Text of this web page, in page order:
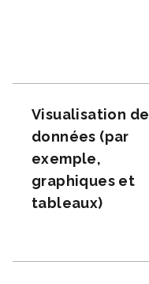
Visualisation de
données (par
exemple,
graphiques et
tableaux)